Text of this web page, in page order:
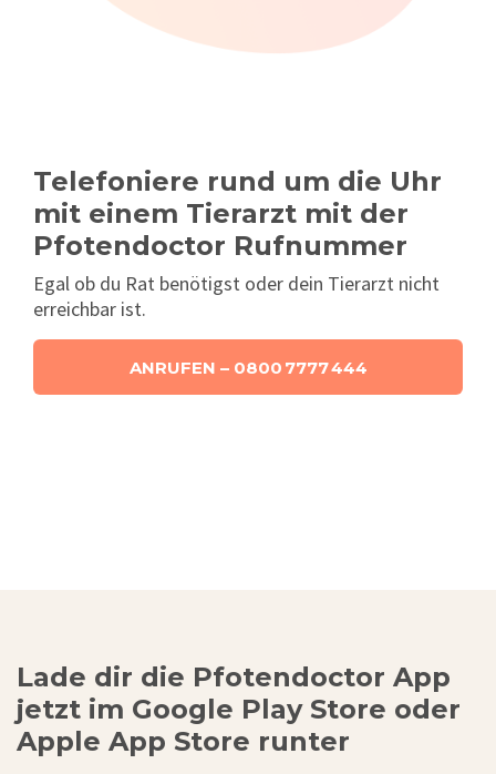
Telefoniere rund um die Uhr
mit einem Tierarzt mit der
Pfotendoctor Rufnummer
Egal ob du Rat benötigst oder dein Tierarzt nicht
erreichbar ist.
ANRUFEN – 0800 7777 444
Lade dir die Pfotendoctor App
jetzt im Google Play Store oder
Apple App Store runter